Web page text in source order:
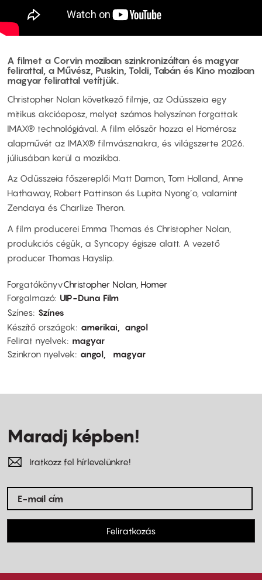
A filmet a Corvin moziban szinkronizáltan és magyar
felirattal, a Művész, Puskin, Toldi, Tabán és Kino moziban
magyar felirattal vetítjük.
Christopher Nolan következő filmje, az Odüsszeia egy
mitikus akcióeposz, melyet számos helyszínen forgattak
IMAX® technológiával. A film először hozza el Homérosz
alapművét az IMAX® filmvásznakra, és világszerte 2026.
júliusában kerül a mozikba.
Az Odüsszeia főszereplői Matt Damon, Tom Holland, Anne
Hathaway, Robert Pattinson és Lupita Nyong’o, valamint
Zendaya és Charlize Theron.
A film producerei Emma Thomas és Christopher Nolan,
produkciós cégük, a Syncopy égisze alatt. A vezető
producer Thomas Hayslip.
ForgatókönyvChristopher Nolan, Homer
Forgalmazó UIP-Duna Film
Színes Színes
Készítő országok
amerikai
angol
Felirat nyelvek
magyar
Szinkron nyelvek
angol magyar
Maradj képben!
Iratkozz fel hírlevelünkre!
Feliratkozás